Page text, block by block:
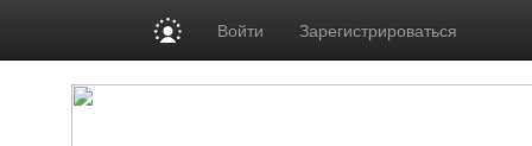
Войти Зарегистрироваться